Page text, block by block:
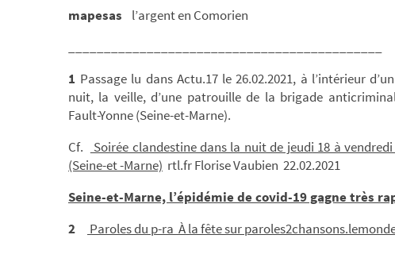
mapesas l’argent en Comorien
1 Passage lu dans Actu.17 le 26.02.2021, à l’intérieur
nuit, la veille, d’une patrouille de la brigade
Fault-Yonne (Seine-et-Marne).
Cf.
Soirée clandestine dans la nuit de jeudi 18 à
(Seine-et -Marne) rtl.fr Florise Vaubien 22.02.2021
Seine-et-Marne, l’épidémie de covid-19 gagne très
2
Paroles du p-ra À la fête sur